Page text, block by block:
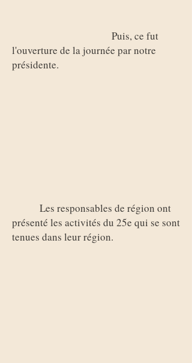
Puis, ce fut
l'ouverture de la journée par notre
présidente.
Les responsables de région ont
présenté les activités du 25e qui se sont
tenues dans leur région.